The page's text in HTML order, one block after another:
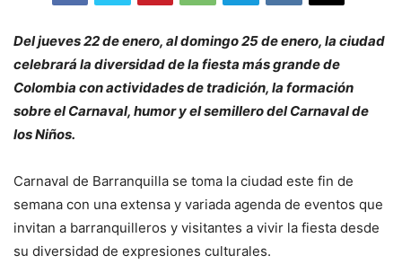
Del jueves 22 de enero, al domingo 25 de enero, la ciudad
celebrará la diversidad de la fiesta más grande de
Colombia con actividades de tradición, la formación
sobre el Carnaval, humor y el semillero del Carnaval de
los Niños.
Carnaval de Barranquilla se toma la ciudad este fin de
semana con una extensa y variada agenda de eventos que
invitan a barranquilleros y visitantes a vivir la fiesta desde
su diversidad de expresiones culturales.